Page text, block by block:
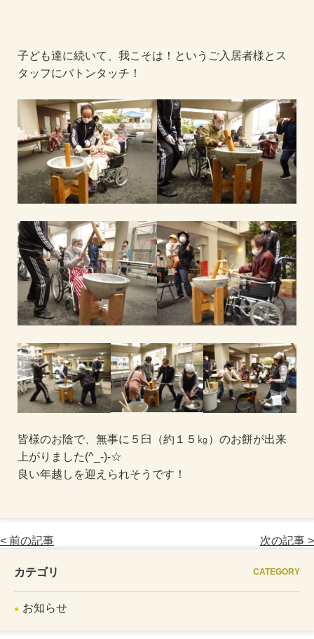
子ども達に続いて、我こそは！というご入居者様とス
タッフにバトンタッチ！
皆様のお陰で、無事に５臼（約１５㎏）のお餅が出来
上がりました(^_-)-☆
良い年越しを迎えられそうです！
< 前の記事 次の記事 >
カテゴリ CATEGORY
お知らせ